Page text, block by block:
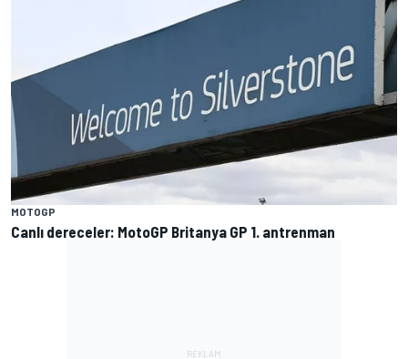
MOTOGP
Canlı dereceler: MotoGP Britanya GP 1. antrenman